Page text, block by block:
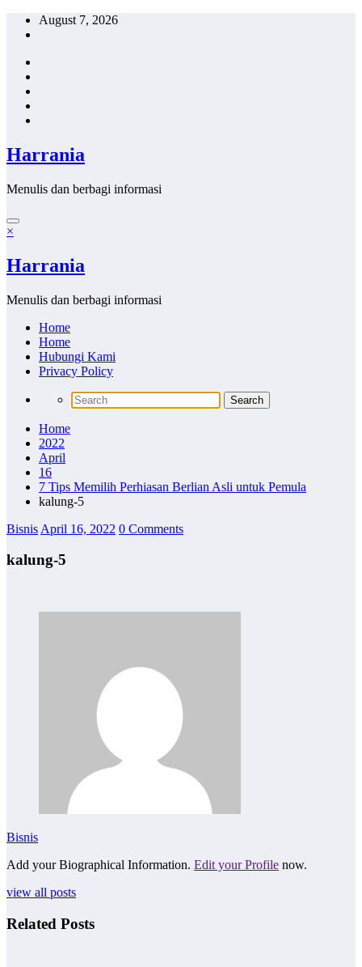
Skip
August 7, 2026
Harrania
Menulis dan berbagi informasi
×
Harrania
Menulis dan berbagi informasi
Home
Home
Hubungi Kami
Privacy Policy
Home
2022
April
16
7 Tips Memilih Perhiasan Berlian Asli untuk Pemula
kalung-5
Bisnis April 16, 2022 0 Comments
kalung-5
Bisnis
Add your Biographical Information. Edit your Profile now.
view all posts
Related Posts